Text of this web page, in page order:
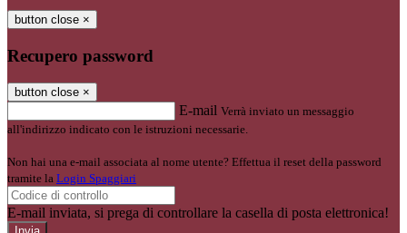
button close ×
Recupero password
button close ×
E-mail Verrà inviato un messaggio
all'indirizzo indicato con le istruzioni necessarie.
Non hai una e-mail associata al nome utente? Effettua il reset della password
tramite la Login Spaggiari
E-mail inviata, si prega di controllare la casella di posta elettronica!